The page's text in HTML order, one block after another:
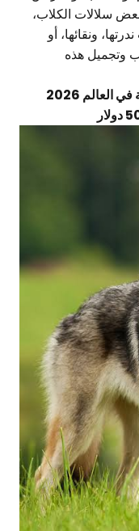
سلالات الكلاب،
ونقائها، أو
وتجميل هذه